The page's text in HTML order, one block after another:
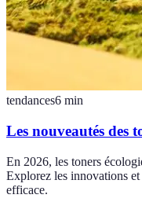
tendances6 min
Les nouveautés des
En 2026, les toners
Explorez les innovations
efficace.